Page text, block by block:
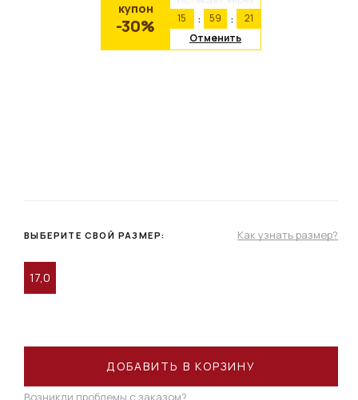
купон
-30%
15
59
20
Отменить
ВЫБЕРИТЕ СВОЙ РАЗМЕР: Как узнать размер?
17,0
ДОБАВИТЬ В КОРЗИНУ
Возникли проблемы с заказом?